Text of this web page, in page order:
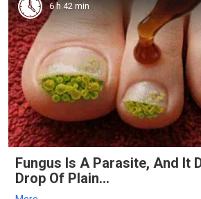
6 h 42 min
Fungus Is A Parasite, And It
Drop Of Plain...